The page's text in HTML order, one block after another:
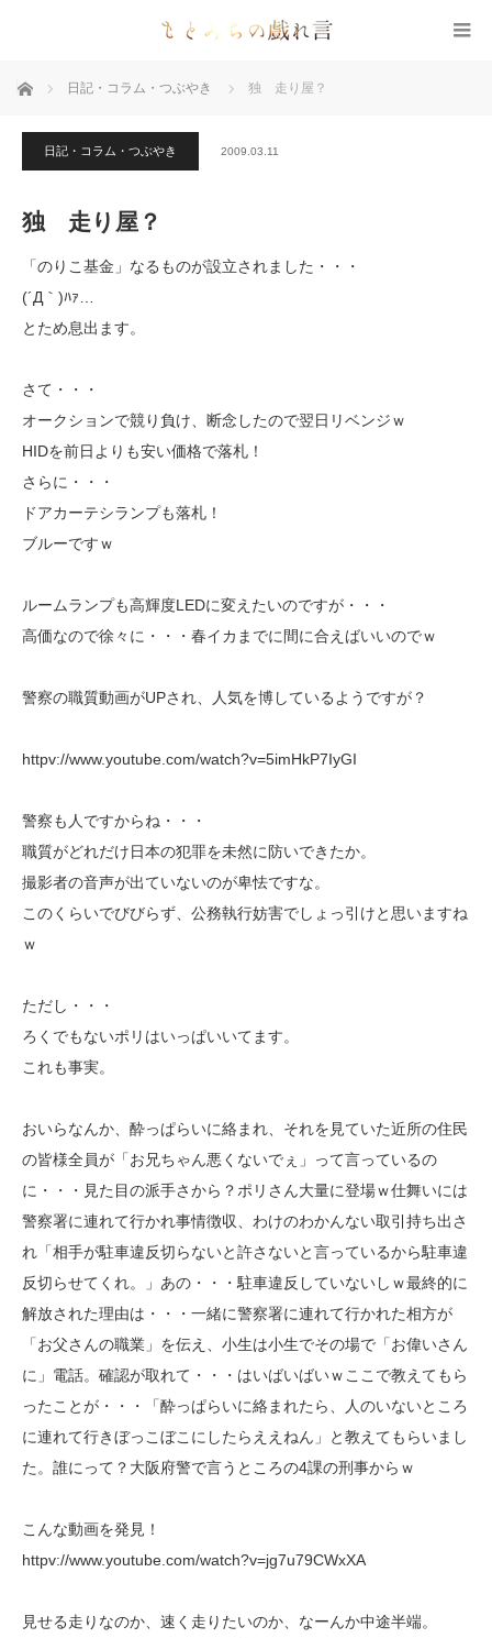
ホーム 日記・コラム・つぶやき 独 走り屋？
日記・コラム・つぶやき 2009.03.11
独 走り屋？
「のりこ基金」なるものが設立されました・・・
(´Д｀)ﾊｧ…
とため息出ます。
さて・・・
オークションで競り負け、断念したので翌日リベンジｗ
HIDを前日よりも安い価格で落札！
さらに・・・
ドアカーテシランプも落札！
ブルーですｗ
ルームランプも高輝度LEDに変えたいのですが・・・
高価なので徐々に・・・春イカまでに間に合えばいいのでｗ
警察の職質動画がUPされ、人気を博しているようですが？
httpv://www.youtube.com/watch?v=5imHkP7IyGI
警察も人ですからね・・・
職質がどれだけ日本の犯罪を未然に防いできたか。
撮影者の音声が出ていないのが卑怯ですな。
このくらいでびびらず、公務執行妨害でしょっ引けと思いますね
ｗ
ただし・・・
ろくでもないポリはいっぱいいてます。
これも事実。
おいらなんか、酔っぱらいに絡まれ、それを見ていた近所の住民
の皆様全員が「お兄ちゃん悪くないでぇ」って言っているの
に・・・見た目の派手さから？ポリさん大量に登場ｗ仕舞いには
警察署に連れて行かれ事情徴収、わけのわかんない取引持ち出さ
れ「相手が駐車違反切らないと許さないと言っているから駐車違
反切らせてくれ。」あの・・・駐車違反していないしｗ最終的に
解放された理由は・・・一緒に警察署に連れて行かれた相方が
「お父さんの職業」を伝え、小生は小生でその場で「お偉いさん
に」電話。確認が取れて・・・はいばいばいｗここで教えてもら
ったことが・・・「酔っぱらいに絡まれたら、人のいないところ
に連れて行きぼっこぼこにしたらええねん」と教えてもらいまし
た。誰にって？大阪府警で言うところの4課の刑事からｗ
こんな動画を発見！
httpv://www.youtube.com/watch?v=jg7u79CWxXA
見せる走りなのか、速く走りたいのか、なーんか中途半端。